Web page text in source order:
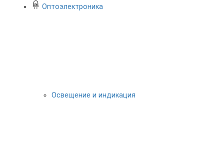
Оптоэлектроника
Освещение и индикация